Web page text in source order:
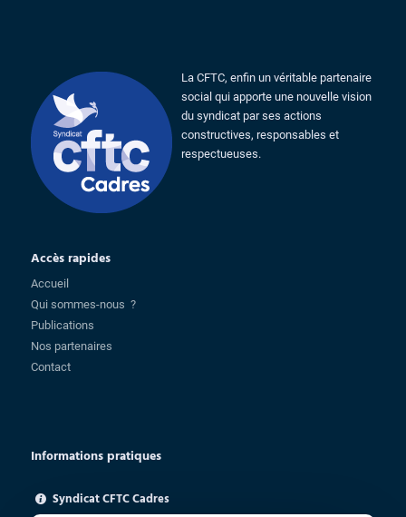
La CFTC, enfin un véritable partenaire
social qui apporte une nouvelle vision
du syndicat par ses actions
constructives, responsables et
respectueuses.
Accès rapides
Accueil
Qui sommes-nous ?
Publications
Nos partenaires
Contact
Informations pratiques
Syndicat CFTC Cadres